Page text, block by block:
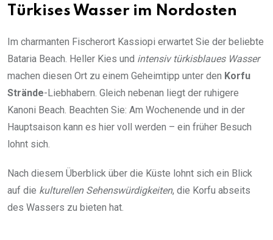
Türkises Wasser im Nordosten
Im charmanten Fischerort Kassiopi erwartet Sie der beliebte
Bataria Beach. Heller Kies und intensiv türkisblaues Wasser
machen diesen Ort zu einem Geheimtipp unter den Korfu
Strände-Liebhabern. Gleich nebenan liegt der ruhigere
Kanoni Beach. Beachten Sie: Am Wochenende und in der
Hauptsaison kann es hier voll werden – ein früher Besuch
lohnt sich.
Nach diesem Überblick über die Küste lohnt sich ein Blick
auf die kulturellen Sehenswürdigkeiten, die Korfu abseits
des Wassers zu bieten hat.